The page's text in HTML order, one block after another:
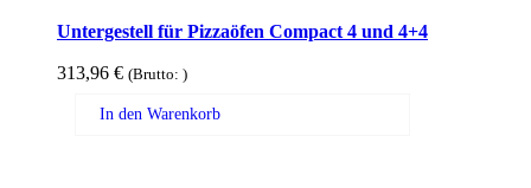
Untergestell für Pizzaöfen Compact 4 und 4+4
313,96 € (Brutto: )
In den Warenkorb